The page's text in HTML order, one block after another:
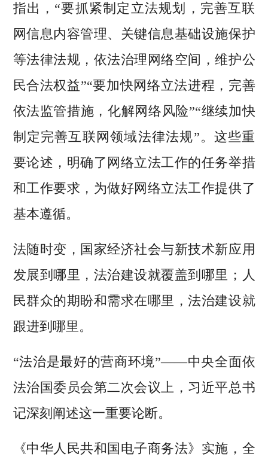
指出，“要抓紧制定立法规划，完善互联
网信息内容管理、关键信息基础设施保护
等法律法规，依法治理网络空间，维护公
民合法权益”“要加快网络立法进程，完善
依法监管措施，化解网络风险”“继续加快
制定完善互联网领域法律法规”。这些重
要论述，明确了网络立法工作的任务举措
和工作要求，为做好网络立法工作提供了
基本遵循。
法随时变，国家经济社会与新技术新应用
发展到哪里，法治建设就覆盖到哪里；人
民群众的期盼和需求在哪里，法治建设就
跟进到哪里。
“法治是最好的营商环境”——中央全面依
法治国委员会第二次会议上，习近平总书
记深刻阐述这一重要论断。
《中华人民共和国电子商务法》实施，全